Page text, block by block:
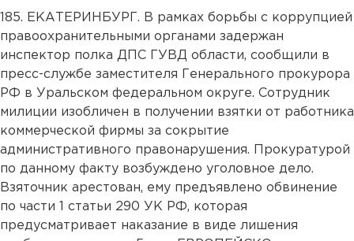
185. ЕКАТЕРИНБУРГ. В рамках борьбы с коррупцией
правоохранительными органами задержан
инспектор полка ДПС ГУВД области, сообщили в
пресс-службе заместителя Генерального прокурора
РФ в Уральском федеральном округе. Сотрудник
милиции изобличен в получении взятки от работника
коммерческой фирмы за сокрытие
административного правонарушения. Прокуратурой
по данному факту возбуждено уголовное дело.
Взяточник арестован, ему предъявлено обвинение
по части 1 статьи 290 УК РФ, которая
предусматривает наказание в виде лишения